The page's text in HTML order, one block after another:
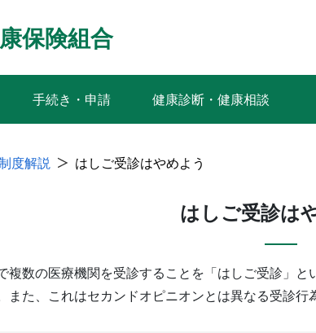
保険組合
手続き・申請 健康診断・健康相談
度解説 はしご受診はやめよう
はしご受診は
複数の医療機関を受診することを「はしご受診」
また、これはセカンドオピニオンとは異なる受診行